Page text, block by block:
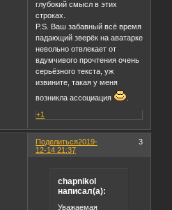
глубокий смысл в этих
строках.
P.S. Ваш забавный всё время
падающий зверёк на аватарке
невольно отвлекает от
вдумчивого прочтения очень
серьёзного текста, уж
извините, такая у меня
возникла ассоциация
+1
Поделиться 3
2019-
12-14 21:37
chapnikol
написал(а):
Уважаемая